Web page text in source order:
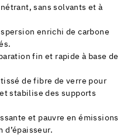
sans solvants et à
enrichi de carbone
fin et rapide à base de
de fibre de verre pour
stabilise des supports
et pauvre en émissions
d’épaisseur.